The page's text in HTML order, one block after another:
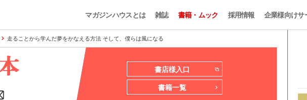
マガジンハウスとは 雑誌 書籍・ムック 採用情報 企業様向けサ
走ることから学んだ夢をかなえる方法 そして、僕らは風になる
書店様入口
書籍一覧